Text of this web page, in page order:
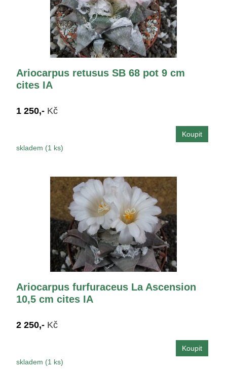
Ariocarpus retusus SB 68 pot 9 cm
cites IA
1 250,- Kč
skladem (1 ks)
Ariocarpus furfuraceus La Ascension
10,5 cm cites IA
2 250,- Kč
skladem (1 ks)